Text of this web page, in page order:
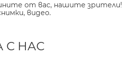
от вас, нашите зрители!
видео.
С НАС